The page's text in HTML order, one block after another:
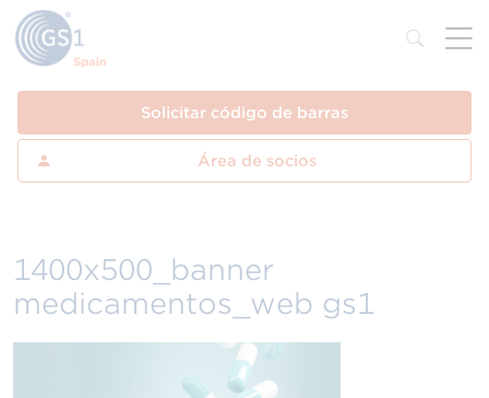
Solicitar código de barras
Área de socios
1400x500_banner
medicamentos_web gs1